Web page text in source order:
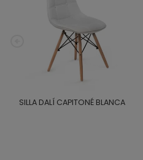
SILLA DALÍ CAPITONÉ BLANCA